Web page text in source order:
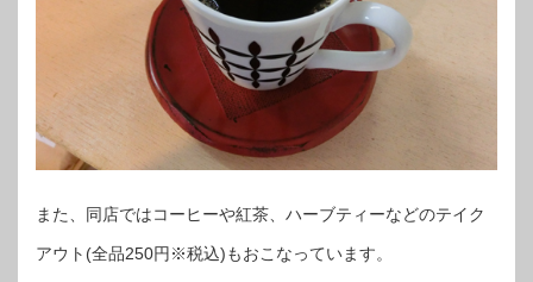
また、同店ではコーヒーや紅茶、ハーブティーなどのテイク
アウト(全品250円※税込)もおこなっています。